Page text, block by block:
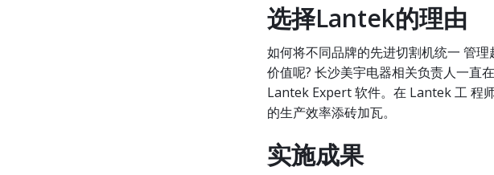
选择Lantek的理由
如何将不同品牌的先进切割机统一 管
价值呢? 长沙美宇电器相关负责人一直
Lantek Expert 软件。在 Lantek 工 程
的生产效率添砖加瓦。
实施成果